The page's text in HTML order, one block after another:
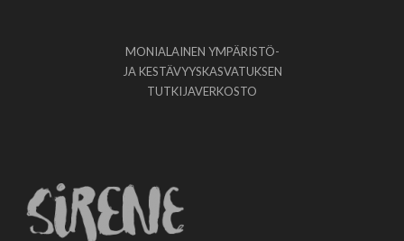
MONIALAINEN YMPÄRISTÖ-
JA KESTÄVYYSKASVATUKSEN
TUTKIJAVERKOSTO